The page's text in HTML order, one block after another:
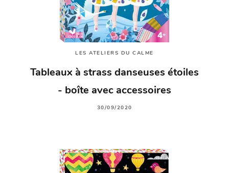
LES ATELIERS DU CALME
Tableaux à strass danseuses étoiles
- boîte avec accessoires
30/09/2020